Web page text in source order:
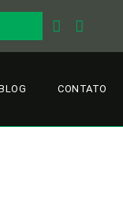
CONTATO